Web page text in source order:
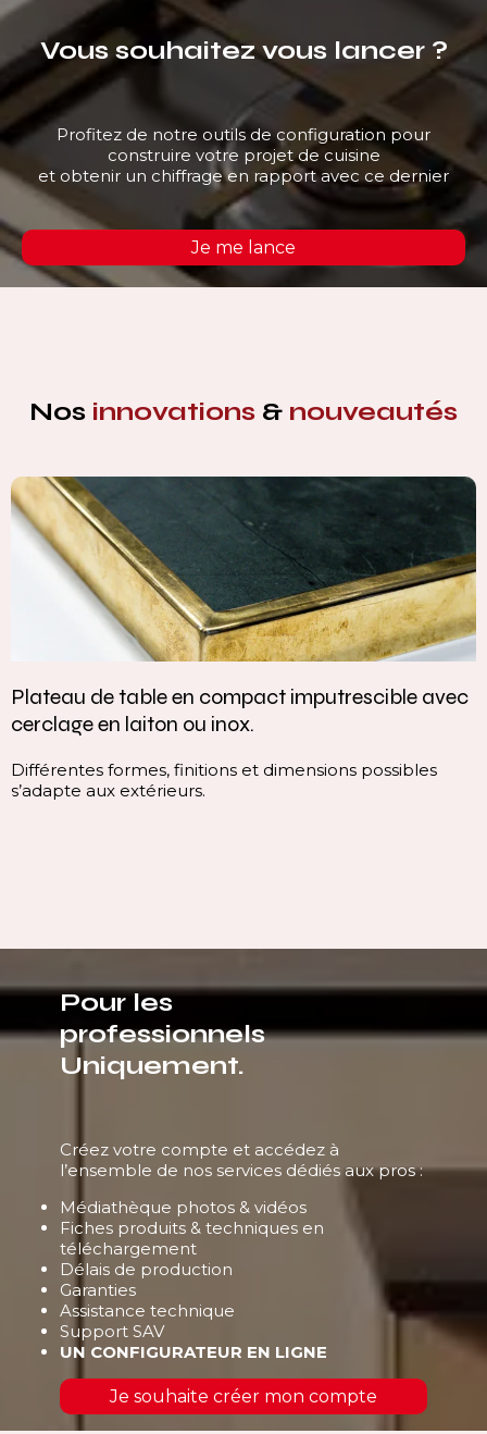
Vous souhaitez vous lancer ?
Profitez de notre outils de configuration pour
construire votre projet de cuisine
et obtenir un chiffrage en rapport avec ce dernier
Je me lance
Nos innovations & nouveautés
Plateau de table en compact imputrescible avec
cerclage en laiton ou inox.
Différentes formes, finitions et dimensions possibles
s’adapte aux extérieurs.
Pour les
professionnels
Uniquement.
Créez votre compte et accédez à
l’ensemble de nos services dédiés aux pros :
Médiathèque photos & vidéos
Fiches produits & techniques en
téléchargement
Délais de production
Garanties
Assistance technique
Support SAV
UN CONFIGURATEUR EN LIGNE
Je souhaite créer mon compte